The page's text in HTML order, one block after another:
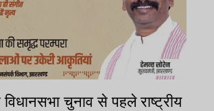
विधानसभा चुनाव से पहले राष्ट्रीय